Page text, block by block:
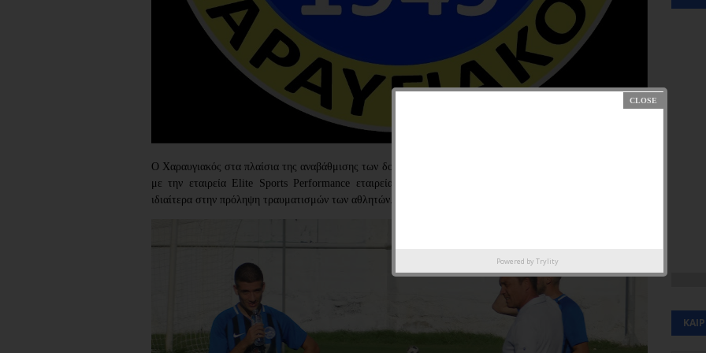
Ο Χαραυγιακός στα πλαίσια της αναβάθμισης των δομών και της λειτουργείας του έχει ξεκινήσει συνεργασία
με την εταιρεία Elite Sports Performance εταιρεία που εξειδικεύεται στην εκγύμναση, ενδυνάμωση και
ιδιαίτερα στην πρόληψη τραυματισμών των αθλητών.
Powered byTrylity